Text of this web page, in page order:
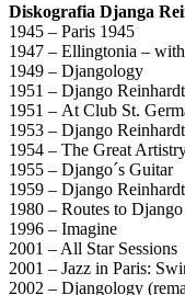
Diskografia Djanga
1945 – Paris 1945
1947 – Ellingtonia –
1949 – Djangology
1951 – Django
1951 – At Club St.
1953 – Django
1954 – The Great
1955 – Django´s Guitar
1959 – Django
1980 – Routes to
1996 – Imagine
2001 – All Star Sessions
2001 – Jazz in Paris:
2002 – Djangology